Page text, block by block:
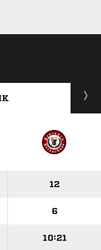
12
6
10:21